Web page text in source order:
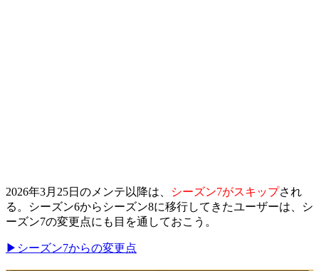
2026年3月25日のメンテ以降は、 シーズン7がスキップされ
る。シーズン6からシーズン8に移行してきたユーザーは、シ
ーズン7の変更点にも目を通しておこう。
▶シーズン7からの変更点